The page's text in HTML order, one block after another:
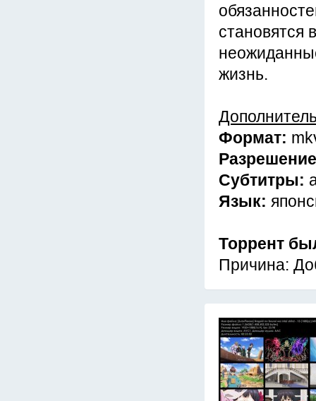
становятся
жизнь.
Формат:
Субтитры:
Язык:
Торрент
Причина: